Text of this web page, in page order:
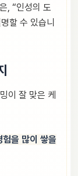
, “인성의 도
할 수 있습니
이 잘 맞은 케
을 많이 쌓을